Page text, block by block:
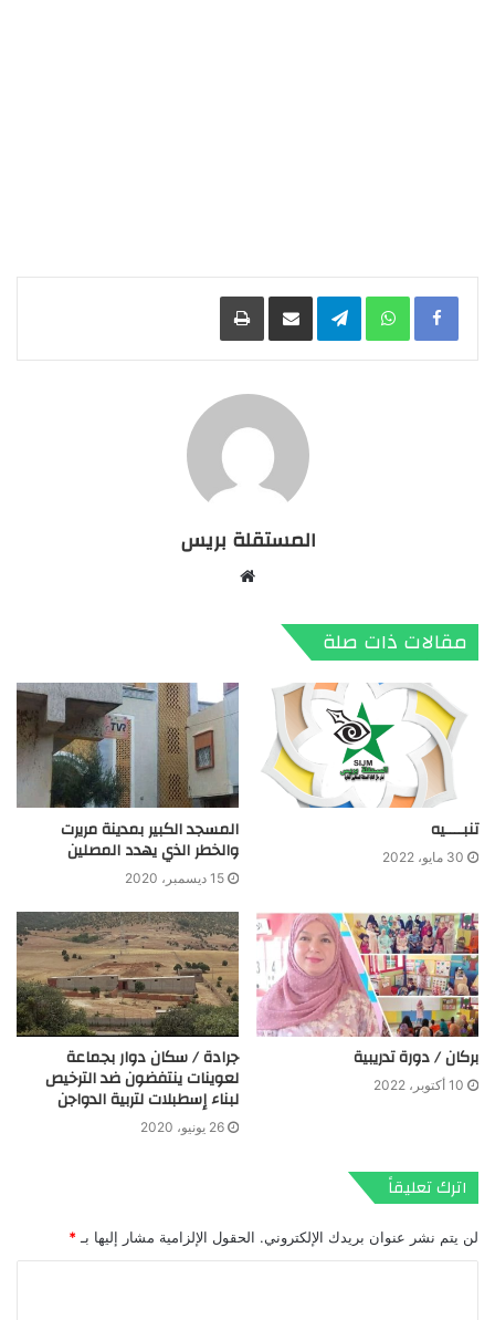
Facebook
WhatsApp
Telegramمشاركة عبر البريد طباعة
المستقلة بريس
مقالات ذات صلة
تنبــــيه
30 مايو، 2022
المسجد الكبير بمدينة مريرت
والخطر الذي يهدد المصلين
15 ديسمبر، 2020
بركان / دورة تدريبية
10 أكتوبر، 2022
جرادة / سكان دوار بجماعة
لعوينات ينتفضون ضد الترخيص
لبناء إسطبلات لتربية الدواجن
26 يونيو، 2020
اترك تعليقاً
لن يتم نشر عنوان بريدك الإلكتروني. الحقول الإلزامية مشار إليها بـ *